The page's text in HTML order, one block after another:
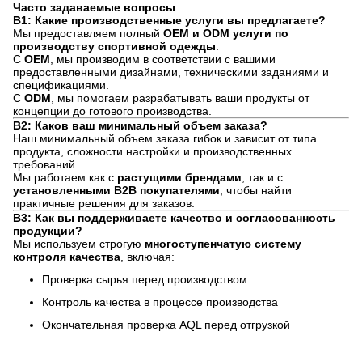
Часто задаваемые вопросы
В1: Какие производственные услуги вы предлагаете?
Мы предоставляем полный OEM и ODM услуги по
производству спортивной одежды.
С OEM, мы производим в соответствии с вашими
предоставленными дизайнами, техническими заданиями и
спецификациями.
С ODM, мы помогаем разрабатывать ваши продукты от
концепции до готового производства.
В2: Каков ваш минимальный объем заказа?
Наш минимальный объем заказа гибок и зависит от типа
продукта, сложности настройки и производственных
требований.
Мы работаем как с растущими брендами, так и с
установленными B2B покупателями, чтобы найти
практичные решения для заказов.
В3: Как вы поддерживаете качество и согласованность
продукции?
Мы используем строгую многоступенчатую систему
контроля качества, включая:
Проверка сырья перед производством
Контроль качества в процессе производства
Окончательная проверка AQL перед отгрузкой